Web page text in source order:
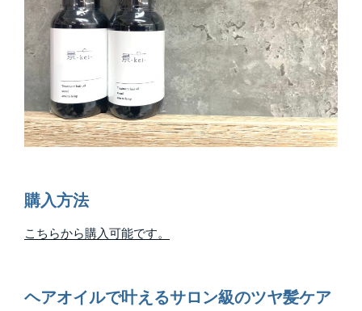
購入方法
こちらから購入可能です。
ヘアオイルで叶えるサロン級のツヤ髪ケア